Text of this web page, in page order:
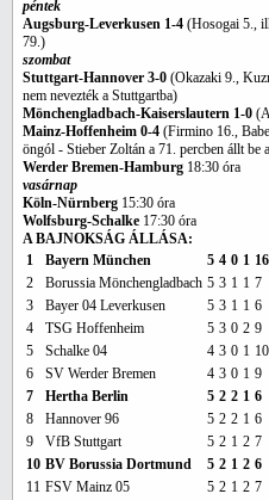
péntek
Augsburg-Leverkusen 1-4 (Hosogai 5.,
79.)
szombat
Stuttgart-Hannover 3-0 (Okazaki 9.,
nem nevezték a Stuttgartba)
Mönchengladbach-Kaiserslautern 1-0
Mainz-Hoffenheim 0-4 (Firmino 16.,
öngól - Stieber Zoltán a 71. percben állt be
Werder Bremen-Hamburg 18:30 óra
vasárnap
Köln-Nürnberg 15:30 óra
Wolfsburg-Schalke 17:30 óra
A BAJNOKSÁG ÁLLÁSA:
1
Bayern München 5 4 0 1 16
2
Borussia Mönchengladbach 5 3 1 1 7
3
Bayer 04 Leverkusen 5 3 1 1 6
4
TSG Hoffenheim 5 3 0 2 9
5
Schalke 04 4 3 0 1 10
6
SV Werder Bremen 4 3 0 1 9
7
Hertha Berlin 5 2 2 1 6
8
Hannover 96 5 2 2 1 6
9
VfB Stuttgart 5 2 1 2 7
10 BV Borussia Dortmund 5 2 1 2 6
11 FSV Mainz 05 5 2 1 2 7